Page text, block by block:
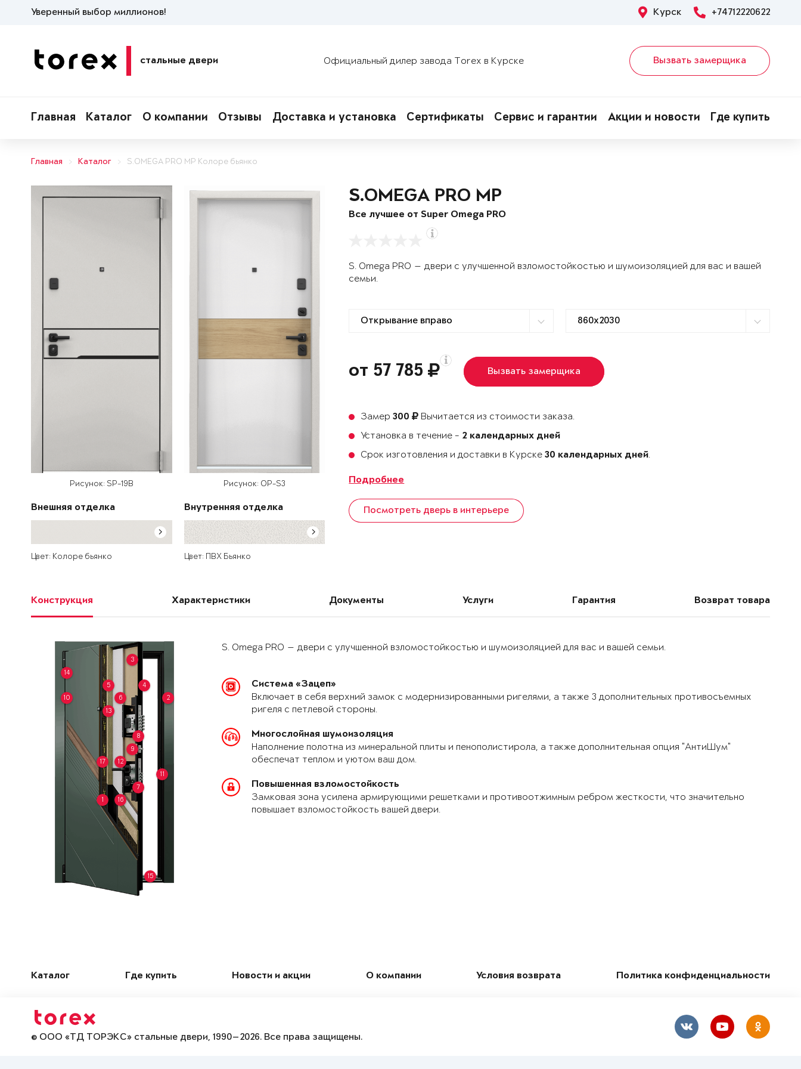
Уверенный выбор миллионов! Курск +74712220622
стальные двери Официальный дилер завода Torex в Курске Вызвать замерщика
Главная Каталог О компании Отзывы Доставка и установка Сертификаты Сервис и гарантии Акции и новости Где купить
Главная Каталог S.OMEGA PRO MP Колоре бьянко
Рисунок: SP-19B
Внешняя отделка
Цвет: Колоре бьянко
Рисунок: OP-S3
Внутренняя отделка
Цвет: ПВХ Бьянко
S.OMEGA PRO MP
Все лучшее от Super Omega PRO
S. Omega PRO — двери с улучшенной взломостойкостью и шумоизоляцией для вас и вашей
семьи.
от 57 785 Вызвать замерщика
Замер300
Вычитается из стоимости заказа.
Установка в течение - 2 календарных дней
Срок изготовления и доставки в Курске30 календарных дней.
Подробнее
Посмотреть дверь в интерьере
Конструкция Характеристики Документы Услуги Гарантия Возврат товара
1
2
3
4
5
6
7
8
9
10
11
12
13
14
15
16
17
S. Omega PRO — двери с улучшенной взломостойкостью и шумоизоляцией для вас и вашей семьи.
Система «Зацеп»
Включает в себя верхний замок с модернизированными ригелями, а также 3 дополнительных противосъемных
ригеля с петлевой стороны.
Многослойная шумоизоляция
Наполнение полотна из минеральной плиты и пенополистирола, а также дополнительная опция "АнтиШум"
обеспечат теплом и уютом ваш дом.
Повышенная взломостойкость
Замковая зона усилена армирующими решетками и противоотжимным ребром жесткости, что значительно
повышает взломостойкость вашей двери.
Каталог Где купить Новости и акции О компании Условия возврата Политика конфиденциальности
© ООО «ТД ТОРЭКС» стальные двери, 1990—2026. Все права защищены.